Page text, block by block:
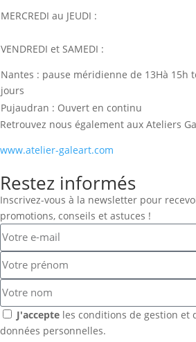
MERCREDI au JEUDI :
VENDREDI et SAMEDI :
Nantes : pause méridienne de 13Hà 15h
jours
Pujaudran : Ouvert en continu
Retrouvez nous également aux Ateliers
www.atelier-galeart.com
Restez informés
Inscrivez-vous à la newsletter pour
promotions, conseils et astuces !
J'accepte les conditions de gestion et
données personnelles.